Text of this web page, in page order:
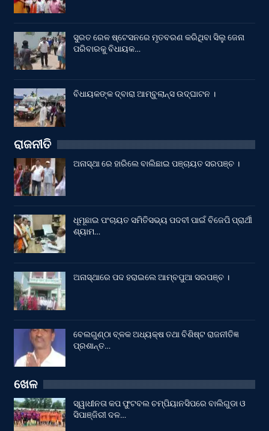
ସୁରତ ରେଳ ଷ୍ଟେସନରେ ମୃତବରଣ କରିଥିବା ସିଲୁ ଜେନା
ପରିବାରକୁ ବିଧାୟକ…
ବିଧାୟକଙ୍କ ଦ୍ବାରା ଆମ୍ବୁଲାନ୍ସ ଉଦ୍‌ଘାଟନ ।
ରାଜନୀତି
ଅନାସ୍ଥା ରେ ହାରିଲେ ବାଲିଛାଇ ପଞ୍ଚାୟତ ସରପଞ୍ଚ ।
ଧୂମୂଛାଇ ପଂଚାୟତ ସମିତିସଭ୍ୟ ପଦବୀ ପାଇଁ ବିଜେପି ପ୍ରାର୍ଥୀ
ଶ୍ୟାମ…
ଅନାସ୍ଥାରେ ପଦ ହରାଇଲେ ଆମ୍ବପୁଆ ସରପଞ୍ଚ ।
ବେଲଗୁଣ୍ଠା ବ୍ଳକ ଅଧ୍ୟକ୍ଷ ତଥା ବିଶିଷ୍ଟ ରାଜନୀତିଜ୍ଞ
ପ୍ରଶାନ୍ତ…
ଖେଳ
ସ୍ୱାଧୀନତା କପ ଫୁଟବଲ ଚମ୍ପିୟାନସିପରେ ବାଲିଗୁଡା ଓ
ସିପାଞ୍ଜିରୀ ଦଳ…